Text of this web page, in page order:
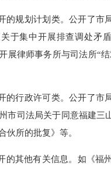
的规划计划类。公开了市
于集中开展排查调处矛
展律师事务所与司法所“结
的行政许可类。公开了市
市司法局关于同意福建三
伙所的批复》等。
的其他有关信息。如《福